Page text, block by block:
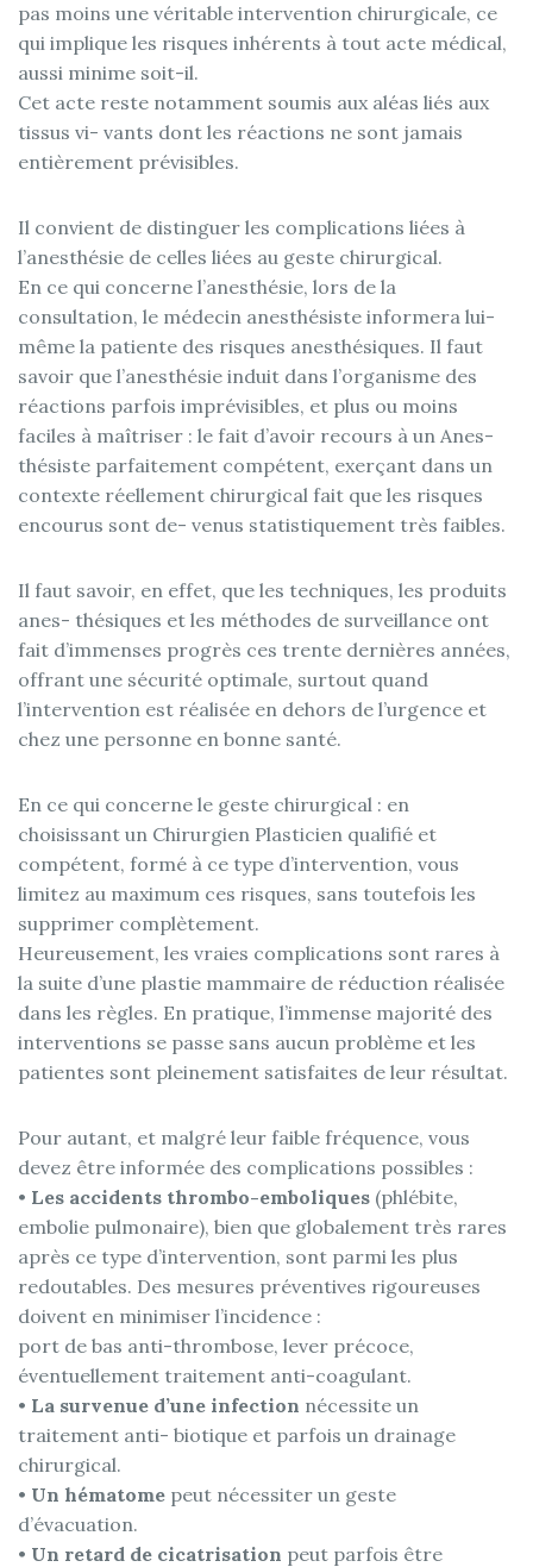
pas moins une véritable intervention chirurgicale, ce
qui implique les risques inhérents à tout acte médical,
aussi minime soit-il.
Cet acte reste notamment soumis aux aléas liés aux
tissus vi- vants dont les réactions ne sont jamais
entièrement prévisibles.
Il convient de distinguer les complications liées à
l’anesthésie de celles liées au geste chirurgical.
En ce qui concerne l’anesthésie, lors de la
consultation, le médecin anesthésiste informera lui-
même la patiente des risques anesthésiques. Il faut
savoir que l’anesthésie induit dans l’organisme des
réactions parfois imprévisibles, et plus ou moins
faciles à maîtriser : le fait d’avoir recours à un Anes-
thésiste parfaitement compétent, exerçant dans un
contexte réellement chirurgical fait que les risques
encourus sont de- venus statistiquement très faibles.
Il faut savoir, en effet, que les techniques, les produits
anes- thésiques et les méthodes de surveillance ont
fait d’immenses progrès ces trente dernières années,
offrant une sécurité optimale, surtout quand
l’intervention est réalisée en dehors de l’urgence et
chez une personne en bonne santé.
En ce qui concerne le geste chirurgical : en
choisissant un Chirurgien Plasticien qualifié et
compétent, formé à ce type d’intervention, vous
limitez au maximum ces risques, sans toutefois les
supprimer complètement.
Heureusement, les vraies complications sont rares à
la suite d’une plastie mammaire de réduction réalisée
dans les règles. En pratique, l’immense majorité des
interventions se passe sans aucun problème et les
patientes sont pleinement satisfaites de leur résultat.
Pour autant, et malgré leur faible fréquence, vous
devez être informée des complications possibles :
• Les accidents thrombo-emboliques (phlébite,
embolie pulmonaire), bien que globalement très rares
après ce type d’intervention, sont parmi les plus
redoutables. Des mesures préventives rigoureuses
doivent en minimiser l’incidence :
port de bas anti-thrombose, lever précoce,
éventuellement traitement anti-coagulant.
• La survenue d’une infection nécessite un
traitement anti- biotique et parfois un drainage
chirurgical.
• Un hématome peut nécessiter un geste
d’évacuation.
• Un retard de cicatrisation peut parfois être